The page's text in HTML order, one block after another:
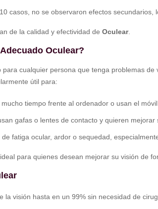
casos, no se observaron efectos
de la calidad y efectividad de Oculear.
Oculear?
cualquier persona que tenga problemas
útil para:
tiempo frente al ordenador o usan el
gafas o lentes de contacto y quieren
fatiga ocular, ardor o sequedad,
para quienes desean mejorar su visión de
la visión hasta en un 99% sin necesidad de